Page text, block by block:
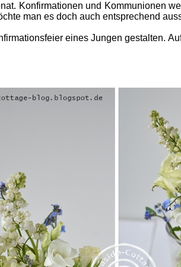
Konfirmationen und Kommunionen
man es doch auch entsprechend
eines Jungen gestalten.